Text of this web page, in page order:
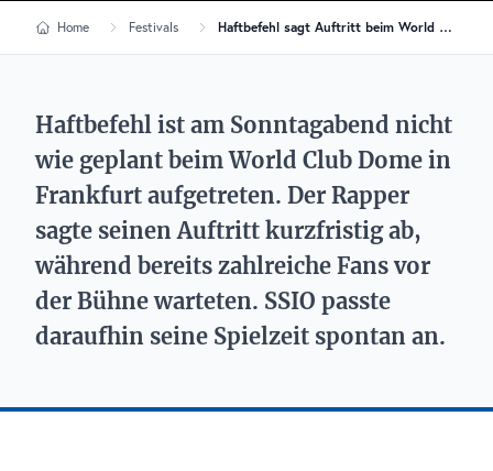
Home Festivals Haftbefehl sagt Auftritt beim World Club Dome kurzfristig ab
Haftbefehl ist am Sonntagabend nicht
wie geplant beim World Club Dome in
Frankfurt aufgetreten. Der Rapper
sagte seinen Auftritt kurzfristig ab,
während bereits zahlreiche Fans vor
der Bühne warteten. SSIO passte
daraufhin seine Spielzeit spontan an.